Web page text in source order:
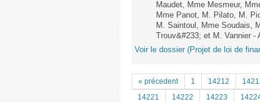
Maudet, Mme Mesmeur,
Mme Panot, M. Pilato, M.
M. Saintoul, Mme Soudais,
Trouv&#233; et M. Vannier
Voir le dossier (Projet de loi de
« précedent 1 14212
14221
14222 14223